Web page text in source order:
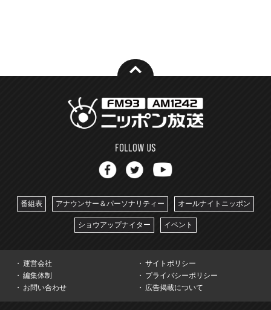
番組表 アナウンサー＆パーソナリティー オールナイトニッポン
ショウアップナイター イベント
運営会社
サイトポリシー
編集体制
プライバシーポリシー
お問い合わせ
広告掲載について